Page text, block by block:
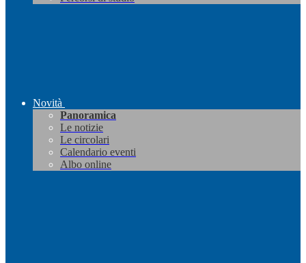
Novità
Panoramica
Le notizie
Le circolari
Calendario eventi
Albo online